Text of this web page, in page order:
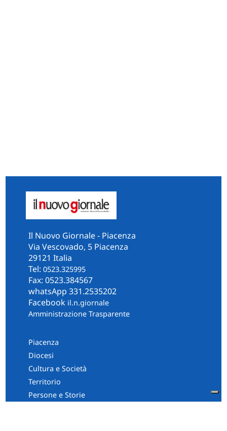
Il Nuovo Giornale - Piacenza
Via Vescovado, 5 Piacenza
29121 Italia
Tel: 0523.325995
Fax: 0523.384567
whatsApp 331.2535202
Facebook il.n.giornale
Amministrazione Trasparente
Piacenza
Diocesi
Cultura e Società
Territorio
Persone e Storie